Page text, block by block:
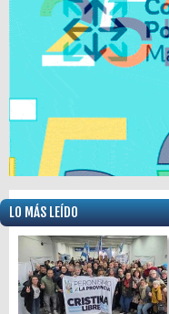
LO MÁS LEÍDO